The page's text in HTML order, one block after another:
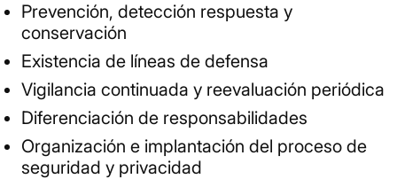
Prevención, detección respuesta y
conservación
Existencia de líneas de defensa
Vigilancia continuada y reevaluación periódica
Diferenciación de responsabilidades
Organización e implantación del proceso de
seguridad y privacidad